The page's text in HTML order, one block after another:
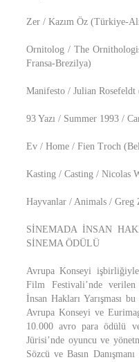
Zer / Kazım Öz (Türkiye-
Ornitolog / The
Fransa-Brezilya)
Manifesto / Julian
93 Yazı / Summer 1993 /
Ev / Home / Fien Troch
Kasting / Casting / Nicolas
Hayvanlar / Animals /
SİNEMADA İNSAN
SİNEMA ÖDÜLÜ
Avrupa Konseyi
Film Festivali’nde
İnsan Hakları Yarışması
Avrupa Konseyi ve
10.000 avro para ödülü
Jürisi’nde oyuncu ve
Sözcü ve Basın